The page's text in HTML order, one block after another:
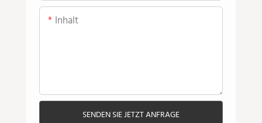
Inhalt
SENDEN SIE JETZT ANFRAGE